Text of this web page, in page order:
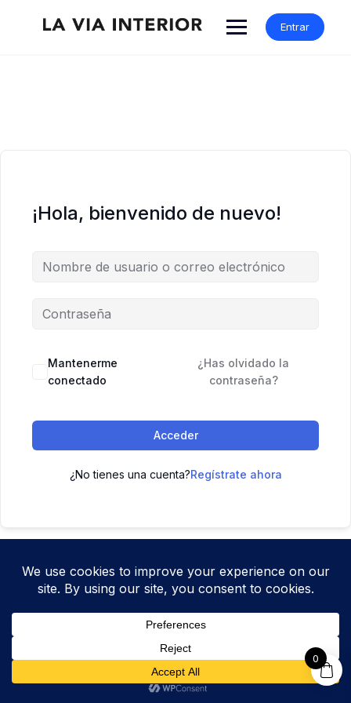
Entrar
¡Hola, bienvenido de nuevo!
Mantenerme
conectado
¿Has olvidado la
contraseña?
Acceder
¿No tienes una cuenta?Regístrate ahora
0